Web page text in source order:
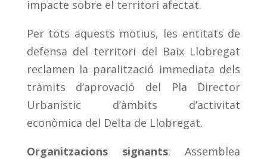
impacte sobre el territori afectat.
Per tots aquests motius, les entitats de
defensa del territori del Baix Llobregat
reclamen la paralització immediata dels
tràmits d’aprovació del Pla Director
Urbanístic d’àmbits d’activitat
econòmica del Delta de Llobregat.
Organitzacions signants: Assemblea